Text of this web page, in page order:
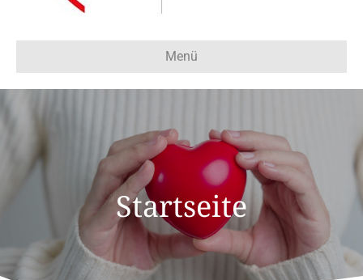
Menü
Startseite